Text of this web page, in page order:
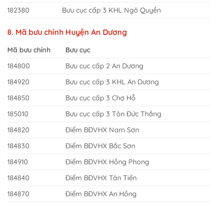
182380
Bưu cục cấp 3 KHL Ngô Quyền
8. Mã bưu chính Huyện An Dương
Mã bưu chính
Bưu cục
184800
Bưu cục cấp 2 An Dương
184920
Bưu cục cấp 3 KHL An Dương
184850
Bưu cục cấp 3 Chợ Hỗ
185010
Bưu cục cấp 3 Tôn Đức Thắng
184820
Điểm BĐVHX Nam Sơn
184830
Điểm BĐVHX Bắc Sơn
184910
Điểm BĐVHX Hồng Phong
184840
Điểm BĐVHX Tân Tiến
184870
Điểm BĐVHX An Hồng